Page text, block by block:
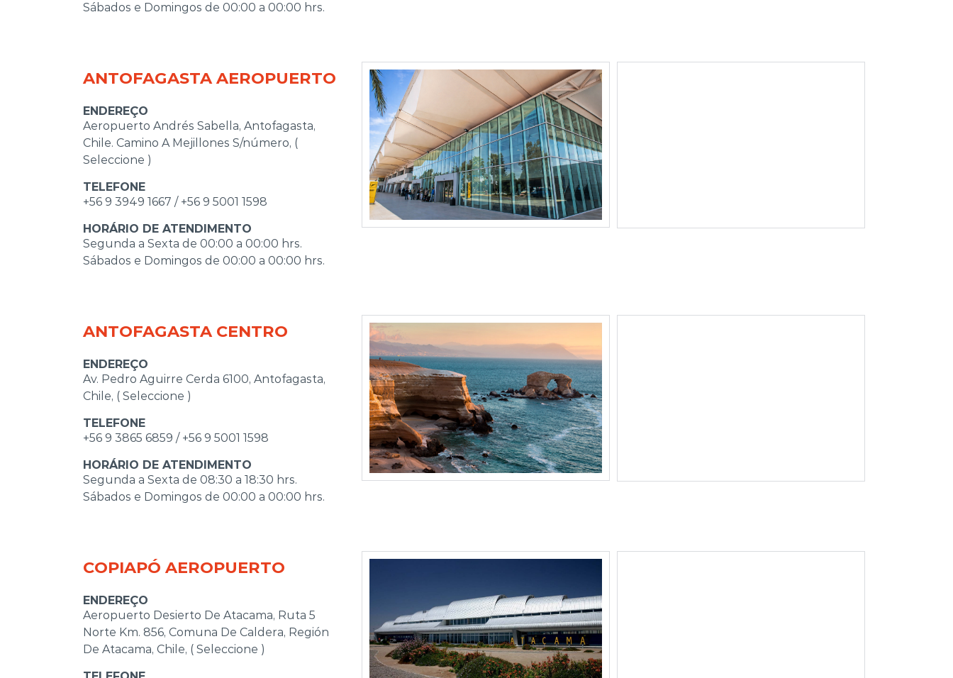
Sábados e Domingos de 00:00 a 00:00 hrs.
ANTOFAGASTA AEROPUERTO
ENDEREÇO
Aeropuerto Andrés Sabella, Antofagasta,
Chile. Camino A Mejillones S/número, (
Seleccione )
TELEFONE
+56 9 3949 1667 / +56 9 5001 1598
HORÁRIO DE ATENDIMENTO
Segunda a Sexta de 00:00 a 00:00 hrs.
Sábados e Domingos de 00:00 a 00:00 hrs.
ANTOFAGASTA CENTRO
ENDEREÇO
Av. Pedro Aguirre Cerda 6100, Antofagasta,
Chile, ( Seleccione )
TELEFONE
+56 9 3865 6859 / +56 9 5001 1598
HORÁRIO DE ATENDIMENTO
Segunda a Sexta de 08:30 a 18:30 hrs.
Sábados e Domingos de 00:00 a 00:00 hrs.
COPIAPÓ AEROPUERTO
ENDEREÇO
Aeropuerto Desierto De Atacama, Ruta 5
Norte Km. 856, Comuna De Caldera, Región
De Atacama, Chile, ( Seleccione )